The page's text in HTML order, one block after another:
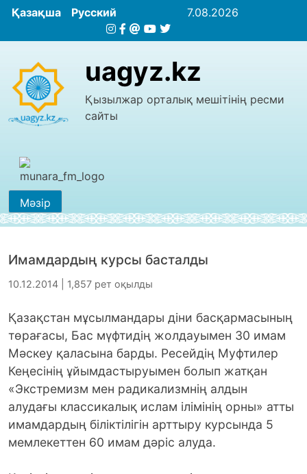
Қазақша Русский 7.08.2026
uagyz.kz
Қызылжар орталық мешітінің ресми
сайты
Мәзір
Имамдардың курсы басталды
10.12.2014 | 1,857 рет оқылды
Қазақстан мұсылмандары діни басқармасының
төрағасы, Бас мүфтидің жолдауымен 30 имам
Мәскеу қаласына барды. Ресейдің Муфтилер
Кеңесінің ұйымдастыруымен болып жатқан
«Экстремизм мен радикализмнің алдын
алудағы классикалық ислам ілімінің орны» атты
имамдардың біліктілігін арттыру курсында 5
мемлекеттен 60 имам дәріс алуда.